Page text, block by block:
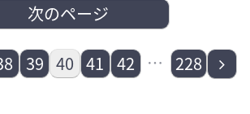
次のページ
39 40 41 42 … 228
次